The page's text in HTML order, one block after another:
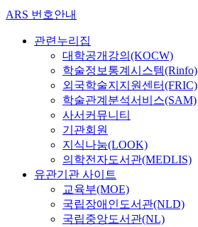
ARS 번호안내
관련누리집
대학공개강의(KOCW)
학술정보통계시스템(Rinfo)
외국학술지지원센터(FRIC)
학술관계분석서비스(SAM)
사서커뮤니티
기관회원
지식나눔(LOOK)
의학전자도서관(MEDLIS)
유관기관 사이트
교육부(MOE)
국립장애인도서관(NLD)
국립중앙도서관(NL)